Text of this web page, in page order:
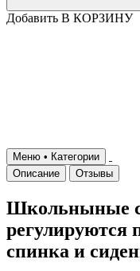
Добавить В КОРЗИНУ
Меню • Категории
Описание
Отзывы
Школьныные
регулируются
спинка и